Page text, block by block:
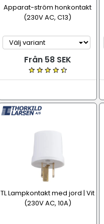
Apparat-ström honkontakt
(230V AC, C13)
Från 58 SEK
TL Lampkontakt med jord | Vit
(230V AC, 10A)